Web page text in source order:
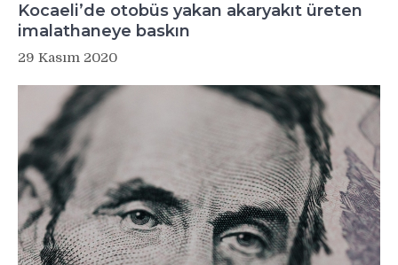
Kocaeli’de otobüs yakan akaryakıt üreten
imalathaneye baskın
29 Kasım 2020